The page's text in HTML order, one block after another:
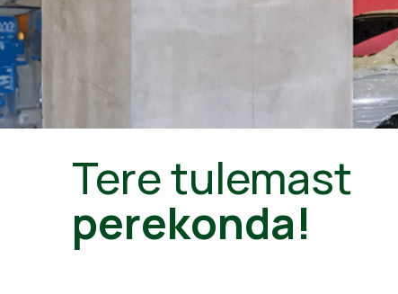
Tere tulemast
perekonda!